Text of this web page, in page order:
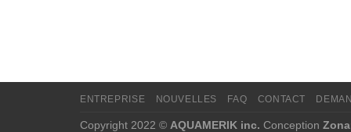
ENTREPRISE NOUVELLES FAQ CONTACT
Copyright 2022 © AQUAMERIK inc. Conception